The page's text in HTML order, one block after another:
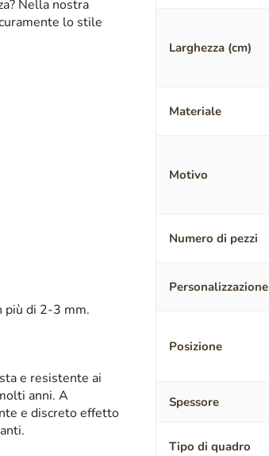
Nella nostra
lo stile
più di 2-3 mm.
e resistente ai
anni. A
e discreto effetto
Larghezza (cm)
Materiale
Motivo
Numero di pezzi
Personalizzazione
Posizione
Spessore
Tipo di quadro